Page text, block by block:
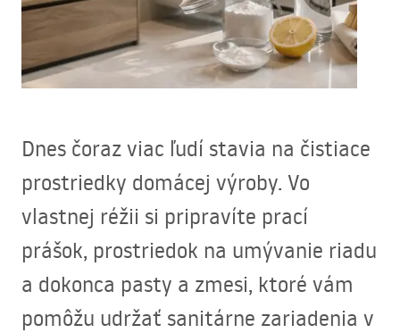
Dnes čoraz viac ľudí stavia na čistiace
prostriedky domácej výroby. Vo
vlastnej réžii si pripravíte prací
prášok, prostriedok na umývanie riadu
a dokonca pasty a zmesi, ktoré vám
pomôžu udržať sanitárne zariadenia v